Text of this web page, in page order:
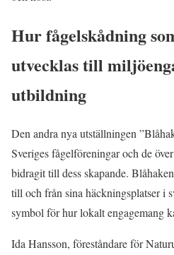
Hur fågelskådning
utvecklas till
utbildning
Den andra nya utställningen
Sveriges fågelföreningar och de
bidragit till dess skapande.
till och från sina häckningsplatser i
symbol för hur lokalt engagemang
Ida Hansson, föreståndare för